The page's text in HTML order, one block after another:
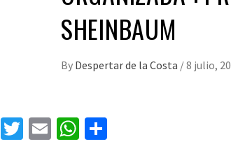
SHEINBAUM
By Despertar de la Costa /8 julio,
Facebook
Twitter
EmailWhatsApp